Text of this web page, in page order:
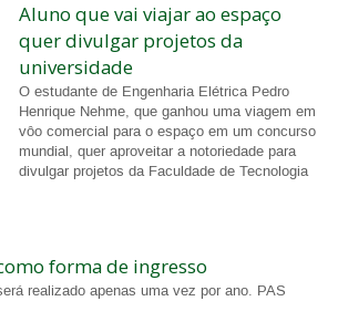
Aluno que vai viajar ao espaço
quer divulgar projetos da
universidade
O estudante de Engenharia Elétrica Pedro
Henrique Nehme, que ganhou uma viagem em
vôo comercial para o espaço em um concurso
mundial, quer aproveitar a notoriedade para
divulgar projetos da Faculdade de Tecnologia
forma de ingresso
realizado apenas uma vez por ano. PAS